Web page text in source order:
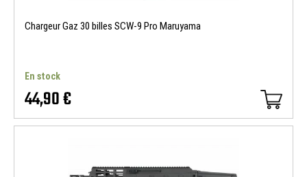
Chargeur Gaz 30 billes SCW-9 Pro Maruyama
En stock
44,90 €